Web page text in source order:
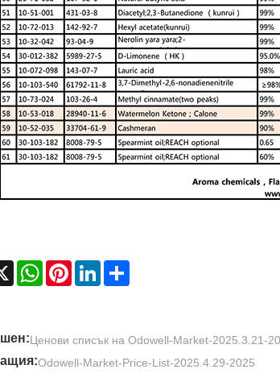
X WhatsAppPinterestLinkedIn
Ценови списък на Odowell-Market-2025.3.21-
Odowell-Market-Price-List-2025.4.29-2025